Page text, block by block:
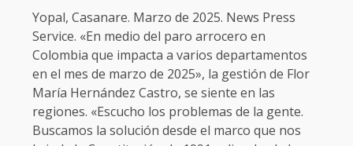
Yopal, Casanare. Marzo de 2025. News Press
Service. «En medio del paro arrocero en
Colombia que impacta a varios departamentos
en el mes de marzo de 2025», la gestión de Flor
María Hernández Castro, se siente en las
regiones. «Escucho los problemas de la gente.
Buscamos la solución desde el marco que nos